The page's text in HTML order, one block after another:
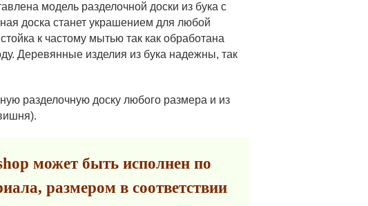
модель разделочной доски из бука с
доска станет украшением для любой
к частому мытью так как обработана
Деревянные изделия из бука надежны, так
разделочную доску любого размера и из
может быть исполнен по
размером в соответствии